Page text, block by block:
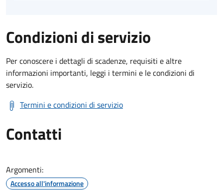
Condizioni di servizio
Per conoscere i dettagli di scadenze, requisiti e altre
informazioni importanti, leggi i termini e le condizioni di
servizio.
Termini e condizioni di servizio
Contatti
Argomenti:
Accesso all'informazione